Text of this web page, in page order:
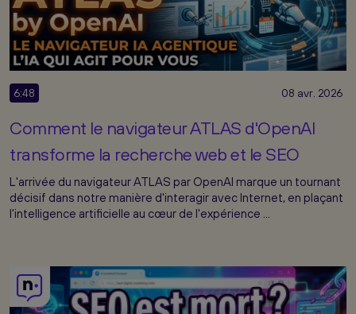
6:48 08 avr. 2026
Comment le navigateur ATLAS d'OpenAI
transforme la recherche web et le SEO
L'arrivée du navigateur ATLAS par OpenAI marque un tournant
décisif dans notre manière d'interagir avec Internet, en plaçant
l'intelligence artificielle au cœur de l'expérience ...